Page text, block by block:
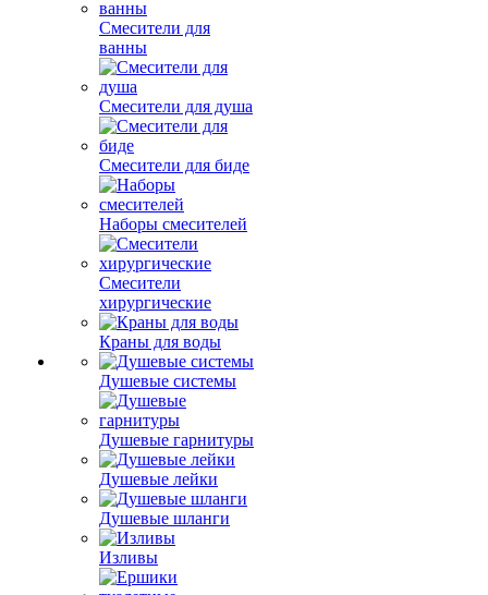
Смесители для
ванны
Смесители для душа
Смесители для биде
Наборы смесителей
Смесители
хирургические
Краны для воды
Душевые системы
Душевые гарнитуры
Душевые лейки
Душевые шланги
Изливы